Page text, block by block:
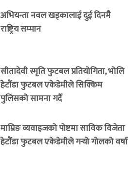
अभियन्ता नवल खड्कालाई दुई दिनमै
राष्ट्रिय सम्मान
सीतादेवी स्मृति फुटबल प्रतियोगिता, भोलि
हेटौंडा फुटबल एकेडेमीले सिक्किम
पुलिसको सामना गर्दै
माम्रिङ व्यवाइजको पोष्टमा साविक विजेता
हेटौंडा फुटबल एकेडेमीले गर्‍यो गोलको वर्षा